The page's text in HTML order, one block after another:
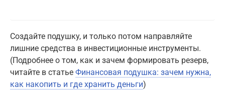
Создайте подушку, и только потом направляйте
лишние средства в инвестиционные инструменты.
(Подробнее о том, как и зачем формировать резерв,
читайте в статье Финансовая подушка: зачем нужна,
как накопить и где хранить деньги)